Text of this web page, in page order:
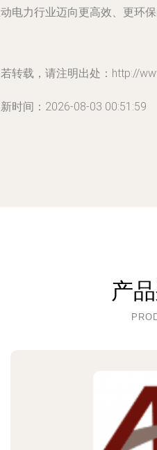
电力行业迈向更高效、更环保
转载，请注明出处：http://
时间：2026-08-03 00:51:59
产